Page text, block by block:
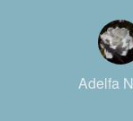
Adelfa